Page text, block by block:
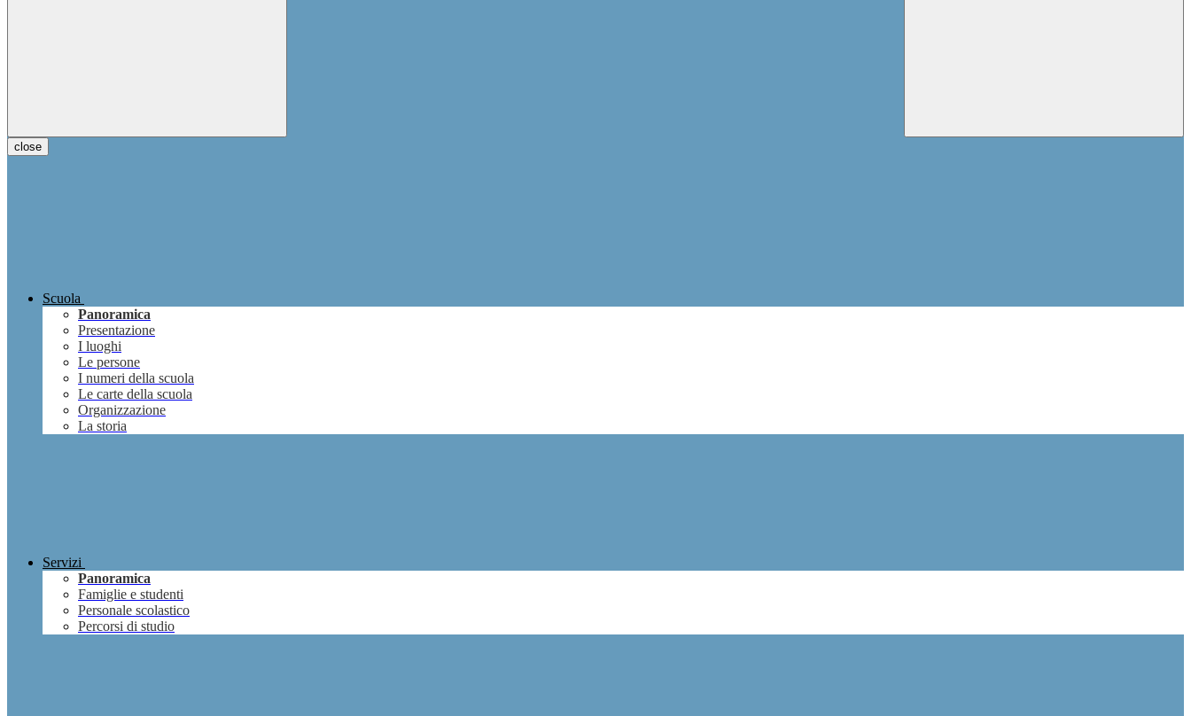
close
Scuola
Panoramica
Presentazione
I luoghi
Le persone
I numeri della scuola
Le carte della scuola
Organizzazione
La storia
Servizi
Panoramica
Famiglie e studenti
Personale scolastico
Percorsi di studio